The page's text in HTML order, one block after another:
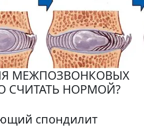
МЕЖПОЗВОНКОВЫХ
СЧИТАТЬ НОРМОЙ?
спондилит